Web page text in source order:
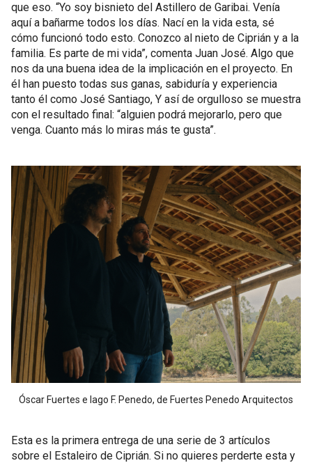
que eso. “Yo soy bisnieto del Astillero de Garibai. Venía
aquí a bañarme todos los días. Nací en la vida esta, sé
cómo funcionó todo esto. Conozco al nieto de Ciprián y a la
familia. Es parte de mi vida”, comenta Juan José. Algo que
nos da una buena idea de la implicación en el proyecto. En
él han puesto todas sus ganas, sabiduría y experiencia
tanto él como José Santiago, Y así de orgulloso se muestra
con el resultado final: “alguien podrá mejorarlo, pero que
venga. Cuanto más lo miras más te gusta”.
Óscar Fuertes e Iago F. Penedo, de Fuertes Penedo Arquitectos
Esta es la primera entrega de una serie de 3 artículos
sobre el Estaleiro de Ciprián. Si no quieres perderte esta y